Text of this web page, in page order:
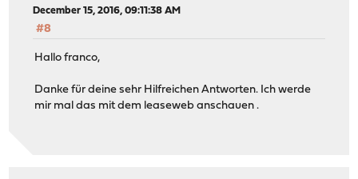
December 15, 2016, 09:11:38 AM
#8
Hallo franco,
Danke für deine sehr Hilfreichen Antworten. Ich werde
mir mal das mit dem leaseweb anschauen .